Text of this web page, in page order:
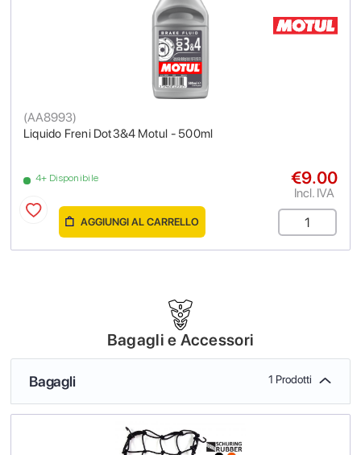
Liquido Freni Dot3&4 Motul - 500ml
(AA8993)
4+ Disponibile €9.00
Incl. IVA
AGGIUNGI AL CARRELLO
Bagagli e Accessori
Bagagli 1 Prodotti